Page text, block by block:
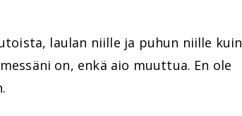
laulan niille ja puhun niille kuin
on, enkä aio muuttua. En ole